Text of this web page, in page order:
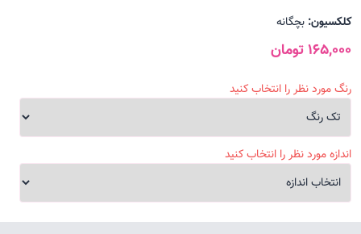
کلکسیون: بچگانه
165,000 تومان
رنگ مورد نظر را انتخاب کنید
اندازه مورد نظر را انتخاب کنید